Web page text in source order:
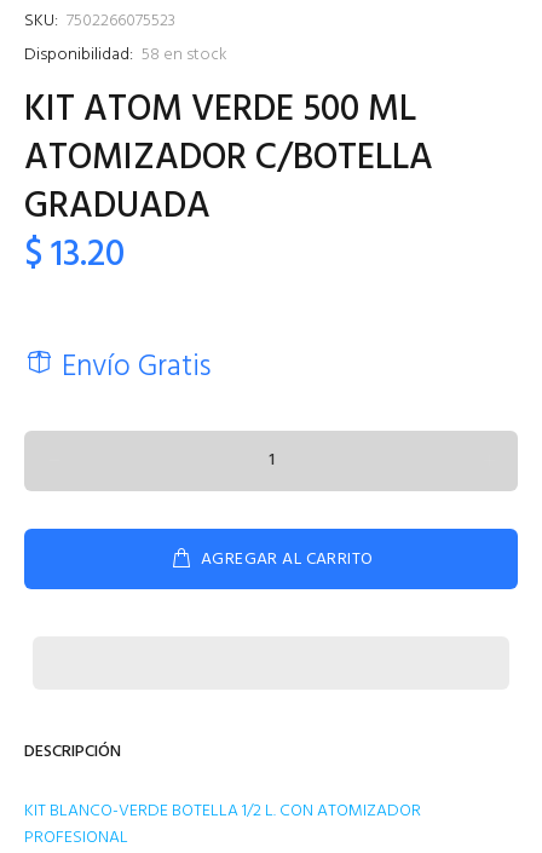
SKU: 7502266075523
Disponibilidad: 58 en stock
KIT ATOM VERDE 500 ML
ATOMIZADOR C/BOTELLA
GRADUADA
$ 13.20
Envío Gratis
AGREGAR AL CARRITO
DESCRIPCIÓN
KIT BLANCO-VERDE BOTELLA 1/2 L. CON ATOMIZADOR
PROFESIONAL